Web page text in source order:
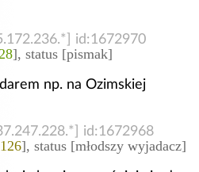
id:1672970
], status [pismak]
np. na Ozimskiej
id:1672968
126], status [młodszy wyjadacz]